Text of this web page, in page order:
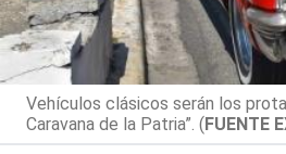
Vehículos clásicos serán los
Caravana de la Patria”. (FUENTE